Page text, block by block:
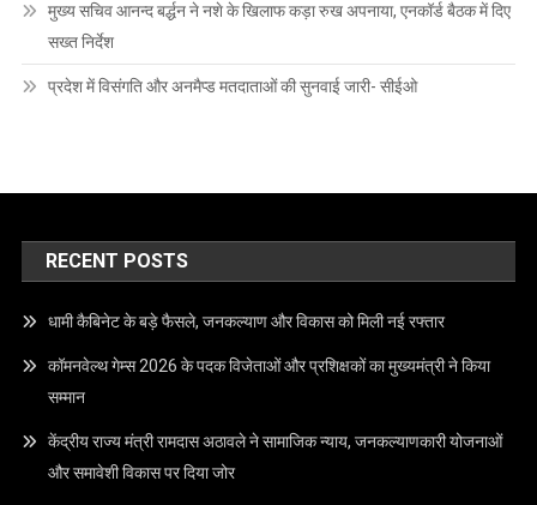
मुख्य सचिव आनन्द बर्द्धन ने नशे के खिलाफ कड़ा रुख अपनाया, एनकॉर्ड बैठक में दिए
सख्त निर्देश
प्रदेश में विसंगति और अनमैप्ड मतदाताओं की सुनवाई जारी- सीईओ
RECENT POSTS
धामी कैबिनेट के बड़े फैसले, जनकल्याण और विकास को मिली नई रफ्तार
कॉमनवेल्थ गेम्स 2026 के पदक विजेताओं और प्रशिक्षकों का मुख्यमंत्री ने किया
सम्मान
केंद्रीय राज्य मंत्री रामदास अठावले ने सामाजिक न्याय, जनकल्याणकारी योजनाओं
और समावेशी विकास पर दिया जोर